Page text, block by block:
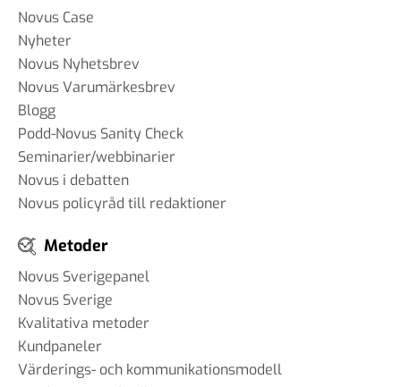
Novus Case
Nyheter
Novus Nyhetsbrev
Novus Varumärkesbrev
Blogg
Podd-Novus Sanity Check
Seminarier/webbinarier
Novus i debatten
Novus policyråd till redaktioner
Metoder
Novus Sverigepanel
Novus Sverige
Kvalitativa metoder
Kundpaneler
Värderings- och kommunikationsmodell